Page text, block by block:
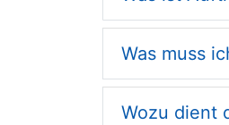
Was muss
Wozu dient